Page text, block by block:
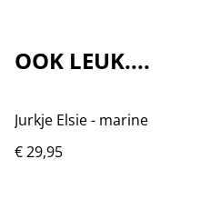
OOK LEUK....
Jurkje Elsie - marine
€ 29,95